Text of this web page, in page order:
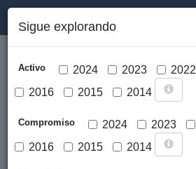
Sigue explorando
Activo 2024 2023 2022
2016
2015 2014
Compromiso 2024 2023
2016
2015 2014